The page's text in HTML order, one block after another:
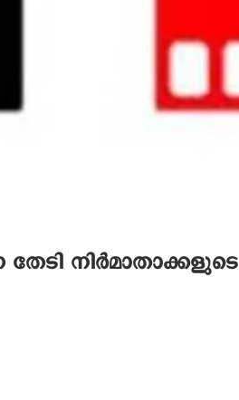
നിർമാതാക്കളുടെ